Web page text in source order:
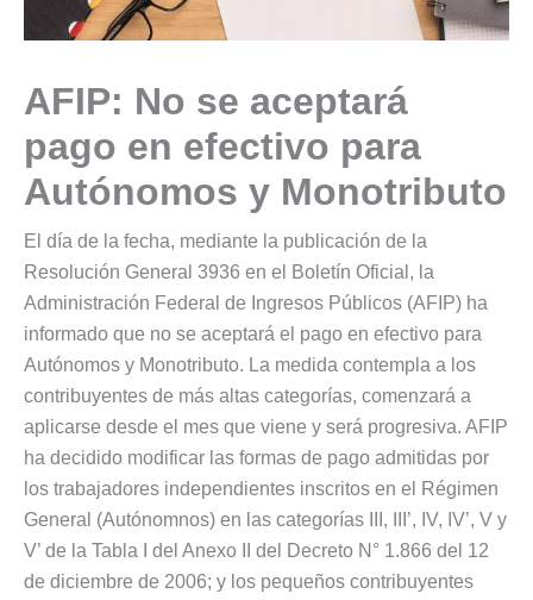
AFIP: No se aceptará
pago en efectivo para
Autónomos y Monotributo
El día de la fecha, mediante la publicación de la
Resolución General 3936 en el Boletín Oficial, la
Administración Federal de Ingresos Públicos (AFIP) ha
informado que no se aceptará el pago en efectivo para
Autónomos y Monotributo. La medida contempla a los
contribuyentes de más altas categorías, comenzará a
aplicarse desde el mes que viene y será progresiva. AFIP
ha decidido modificar las formas de pago admitidas por
los trabajadores independientes inscritos en el Régimen
General (Autónomnos) en las categorías III, III’, IV, IV’, V y
V’ de la Tabla I del Anexo II del Decreto N° 1.866 del 12
de diciembre de 2006; y los pequeños contribuyentes